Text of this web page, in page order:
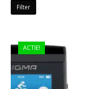
Filter
ACTIE!